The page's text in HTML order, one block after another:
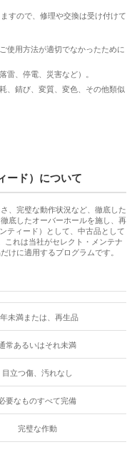
すので、修理や交換は受け付けて
使用方法が適切でなかったために
雷、停電、災害など）。
、錆び、変質、変色、その他類似
ード）について
、完璧な動作状況など、徹底した
底したオーバーホールを施し、再
ティード）として、中古品として
これは当社がセレクト・メンテナ
けに適用するプログラムです。
未満または、再生品
常あるいはそれ未満
目立つ傷、汚れなし
要なものすべて完備
完璧な作動